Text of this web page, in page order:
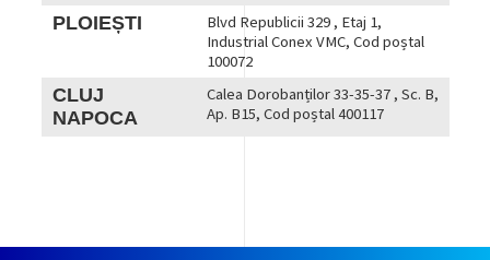
PLOIEȘTI
Blvd Republicii 329 , Etaj 1,
Industrial Conex VMC, Cod poștal
100072
CLUJ
NAPOCA
Calea Dorobanților 33-35-37 , Sc. B,
Ap. B15, Cod poștal 400117